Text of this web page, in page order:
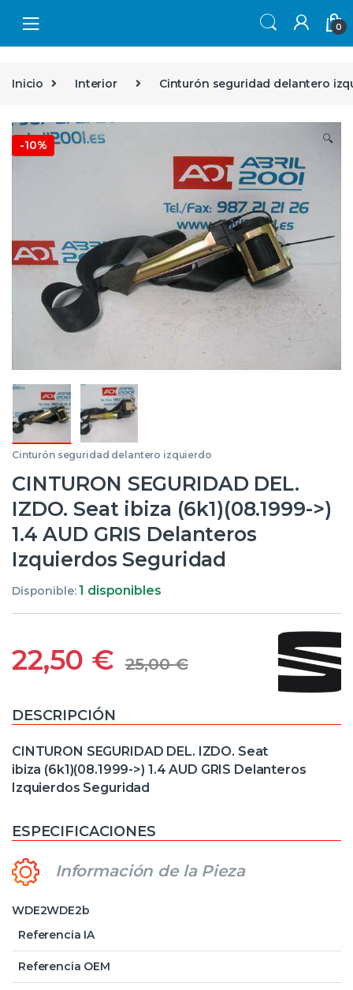
0
Inicio Interior Cinturón seguridad delantero
-10% 🔍
Cinturón seguridad delantero izquierdo
CINTURON SEGURIDAD DEL.
IZDO. Seat ibiza (6k1)(08.1999->)
1.4 AUD GRIS Delanteros
Izquierdos Seguridad
Disponible:1 disponibles
22,50 € 25,00€
DESCRIPCIÓN
CINTURON SEGURIDAD DEL. IZDO. Seat
ibiza (6k1)(08.1999->) 1.4 AUD GRIS Delanteros
Izquierdos Seguridad
ESPECIFICACIONES
Información de la Pieza
WDE2WDE2b
Referencia IA
Referencia OEM